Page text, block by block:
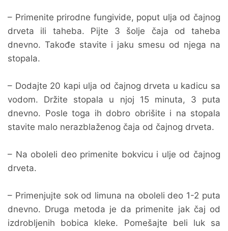
– Primenite prirodne fungivide, poput ulja od čajnog
drveta ili taheba. Pijte 3 šolje čaja od taheba
dnevno. Takođe stavite i jaku smesu od njega na
stopala.
– Dodajte 20 kapi ulja od čajnog drveta u kadicu sa
vodom. Držite stopala u njoj 15 minuta, 3 puta
dnevno. Posle toga ih dobro obrišite i na stopala
stavite malo nerazblaženog čaja od čajnog drveta.
– Na oboleli deo primenite bokvicu i ulje od čajnog
drveta.
– Primenjujte sok od limuna na oboleli deo 1-2 puta
dnevno. Druga metoda je da primenite jak čaj od
izdrobljenih bobica kleke. Pomešajte beli luk sa